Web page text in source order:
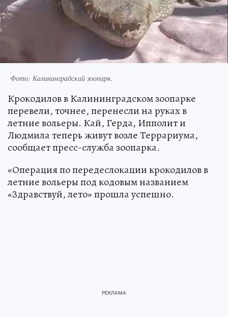
.
Фото: Калининградский зоопарк.
Крокодилов в Калининградском зоопарке
перевели, точнее, перенесли на руках в
летние вольеры. Кай, Герда, Ипполит и
Людмила теперь живут возле Террариума,
сообщает пресс-служба зоопарка.
«Операция по передеслокации крокодилов в
летние вольеры под кодовым названием
«Здравствуй, лето» прошла успешно.